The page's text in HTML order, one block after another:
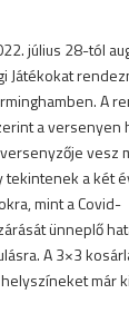
július 28-tól
Játékokat
A
a versenyen
vesz
tekintenek a két
mint a Covid-
ünneplő
A 3×3
már